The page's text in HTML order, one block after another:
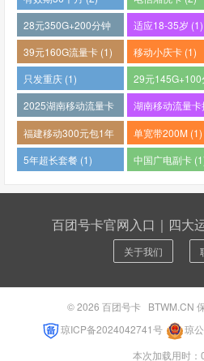
28元350G+200分钟
(1)
适应18-35岁 (1)
39元160G流量卡 (1)
移动小庆卡 (1)
只发重庆 (1)
29元145G+100
(1)
2025湖南移动流量卡
哪个好 (1)
湖南移动流量
(1)
福建移动300元包1年
(1)
单宽带200M (1)
5年超长套餐 (1) 中国广电副卡
百团号卡官网入口｜四大
关于我们
© 2026 百团号卡BTWM.CN
琼ICP备2024042741号
琼
本次加载用时：